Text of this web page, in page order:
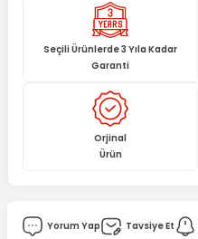
Seçili Ürünlerde 3 Yıla Kadar
Garanti
Orjinal
Ürün
Yorum Yap Tavsiye Et